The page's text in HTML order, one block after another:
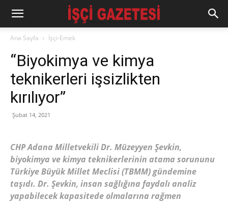
Ana Sayfa İşçi-Emek
“Biyokimya ve kimya
teknikerleri işsizlikten
kırılıyor”
Şubat 14, 2021
CHP Adana Milletvekili Dr. Müzeyyen Şevkin,
biyokimya ve kimya teknikerlerinin atama sorununu
Türkiye Büyük Millet Meclisi (TBMM) gündemine
taşıdı. Dr. Şevkin, insan sağlığına faydalı analiz
yapabilecek kapasitede olmalarına rağmen